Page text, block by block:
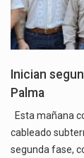
Inician
Palma
Esta mañana
cableado
segunda fase,